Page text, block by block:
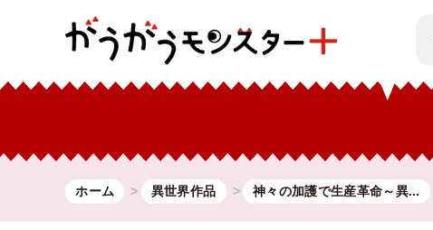
ホーム 異世界作品 神々の加護で生産革命～異...